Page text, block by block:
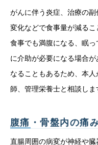
がんに伴う炎症、治療の
変化などで食事量が減る
食事でも満腹になる、眠
に介助が必要になる場合
なることもあるため、本
師、管理栄養士と相談しま
腹痛・骨盤内の痛
直腸周囲の病変が神経や臓